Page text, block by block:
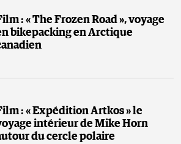
: « The Frozen Road », voyage
bikepacking en Arctique
: « Expédition Artkos » le
intérieur de Mike Horn
du cercle polaire